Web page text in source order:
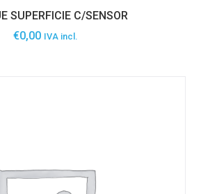
SUPERFICIE C/SENSOR
€0,00 IVA incl.